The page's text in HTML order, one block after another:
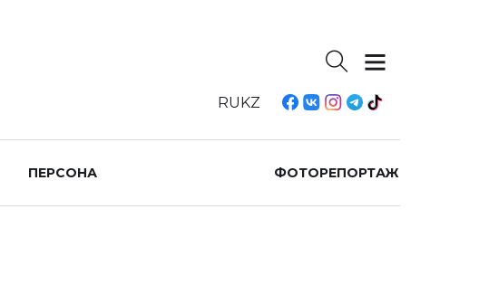
RUKZ
ПЕРСОНА ФОТОРЕПОРТАЖ